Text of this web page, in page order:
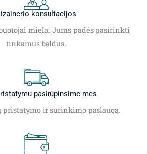
konsultacijos
mielai Jums padės pasirinkti
tinkamus baldus.
pasirūpinsime mes
pristatymo ir surinkimo paslaugą.